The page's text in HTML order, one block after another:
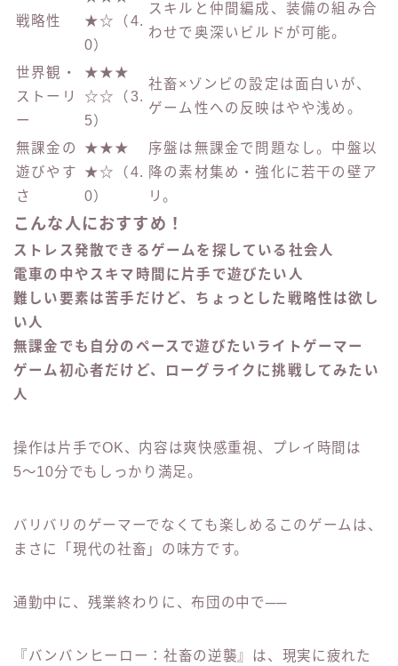
戦略性
★☆（4.
0）
スキルと仲間編成、装備の組み合
わせで奥深いビルドが可能。
世界観・
ストーリ
ー
★★★
☆☆（3.
5）
社畜×ゾンビの設定は面白いが、
ゲーム性への反映はやや浅め。
無課金の
遊びやす
さ
★★★
★☆（4.
0）
序盤は無課金で問題なし。中盤以
降の素材集め・強化に若干の壁ア
リ。
こんな人におすすめ！
ストレス発散できるゲームを探している社会人
電車の中やスキマ時間に片手で遊びたい人
難しい要素は苦手だけど、ちょっとした戦略性は欲し
い人
無課金でも自分のペースで遊びたいライトゲーマー
ゲーム初心者だけど、ローグライクに挑戦してみたい
人
操作は片手でOK、内容は爽快感重視、プレイ時間は
5〜10分でもしっかり満足。
バリバリのゲーマーでなくても楽しめるこのゲームは、
まさに「現代の社畜」の味方です。
通勤中に、残業終わりに、布団の中で──
『バンバンヒーロー：社畜の逆襲』は、現実に疲れた